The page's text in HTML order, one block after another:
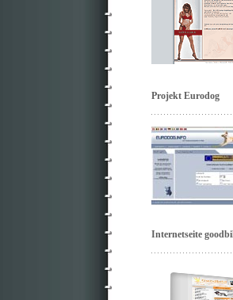
Projekt Eurodog
Internetseite